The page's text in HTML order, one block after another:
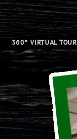
360° VIRTUAL TOUR